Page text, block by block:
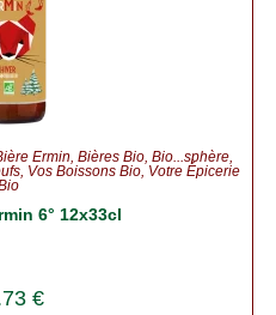
Ermin Bières Bio Bio...sphère
Vos Boissons Bio Votre Épicerie
6° 12x33cl
€